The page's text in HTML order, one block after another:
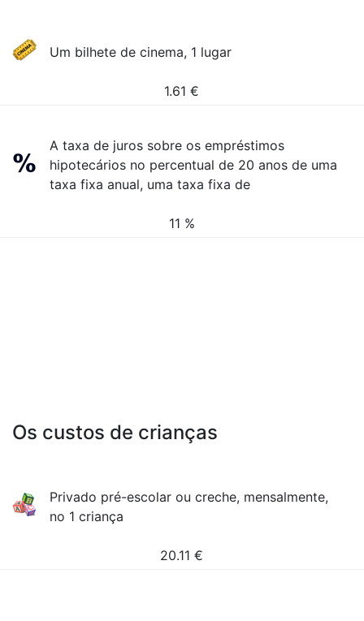
Um bilhete de cinema, 1 lugar
1.61 €
A taxa de juros sobre os empréstimos
hipotecários no percentual de 20 anos de uma
taxa fixa anual, uma taxa fixa de
11 %
Os custos de crianças
Privado pré-escolar ou creche, mensalmente,
no 1 criança
20.11 €